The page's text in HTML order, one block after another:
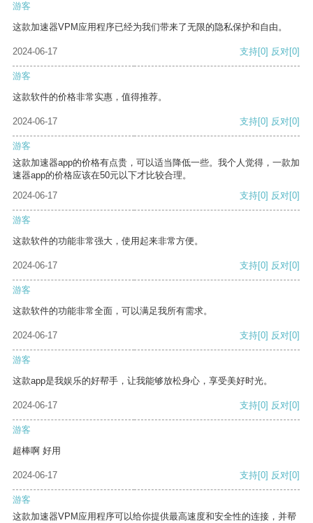
游客
这款加速器VPM应用程序已经为我们带来了无限的隐私保护和自由。
2024-06-17 支持[0] 反对[0]
游客
这款软件的价格非常实惠，值得推荐。
2024-06-17 支持[0] 反对[0]
游客
这款加速器app的价格有点贵，可以适当降低一些。我个人觉得，一款加
速器app的价格应该在50元以下才比较合理。
2024-06-17
支持[0] 反对[0]
游客
这款软件的功能非常强大，使用起来非常方便。
2024-06-17 支持[0] 反对[0]
游客
这款软件的功能非常全面，可以满足我所有需求。
2024-06-17 支持[0] 反对[0]
游客
这款app是我娱乐的好帮手，让我能够放松身心，享受美好时光。
2024-06-17 支持[0] 反对[0]
游客
超棒啊 好用
2024-06-17 支持[0] 反对[0]
游客
这款加速器VPM应用程序可以给你提供最高速度和安全性的连接，并帮